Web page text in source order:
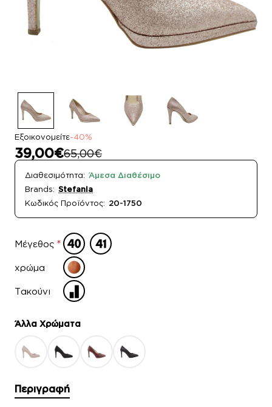
Εξοικονομείτε-40%
39,00€65,00€
Διαθεσιμότητα: Άμεσα Διαθέσιμο
Brands: Stefania
Κωδικός Προϊόντος: 20-1750
Μέγεθος
χρώμα
Τακούνι
Άλλα Xρώματα
Περιγραφή